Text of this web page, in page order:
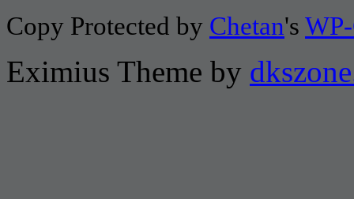
Copy Protected by Chetan's
Eximius Theme by